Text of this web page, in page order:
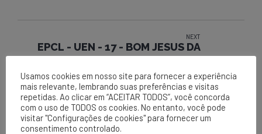
NEXT
EPCL - UEN - 17 - BOM JESUS DA
10 BÁSICO E SEP.
Usamos cookies em nosso site para fornecer a experiência
mais relevante, lembrando suas preferências e visitas
repetidas. Ao clicar em “ACEITAR TODOS”, você concorda
com o uso de TODOS os cookies. No entanto, você pode
visitar "Configurações de cookies" para fornecer um
consentimento controlado.